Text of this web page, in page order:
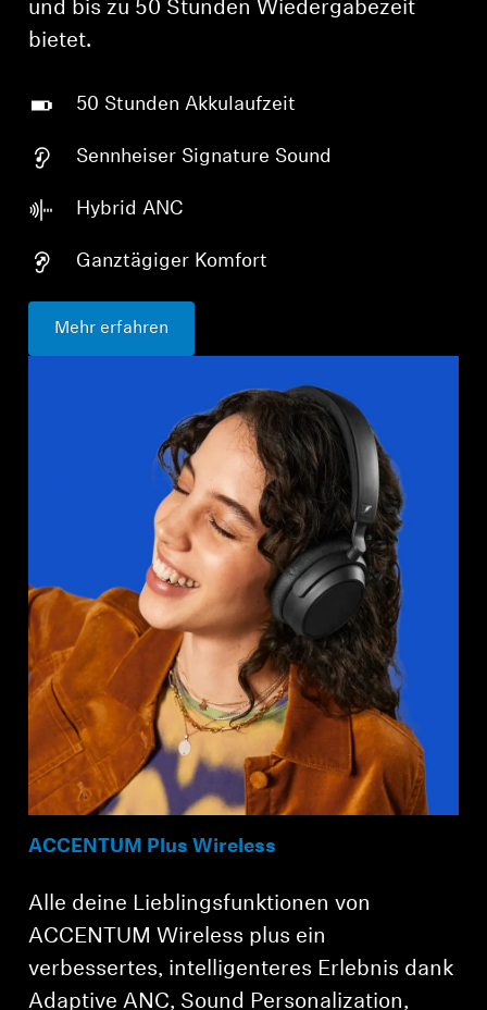
und bis zu 50 Stunden Wiedergabezeit
bietet.
50 Stunden Akkulaufzeit
Sennheiser Signature Sound
Hybrid ANC
Ganztägiger Komfort
Mehr erfahren
ACCENTUM Plus Wireless
Alle deine Lieblingsfunktionen von
ACCENTUM Wireless plus ein
verbessertes, intelligenteres Erlebnis dank
Adaptive ANC, Sound Personalization,